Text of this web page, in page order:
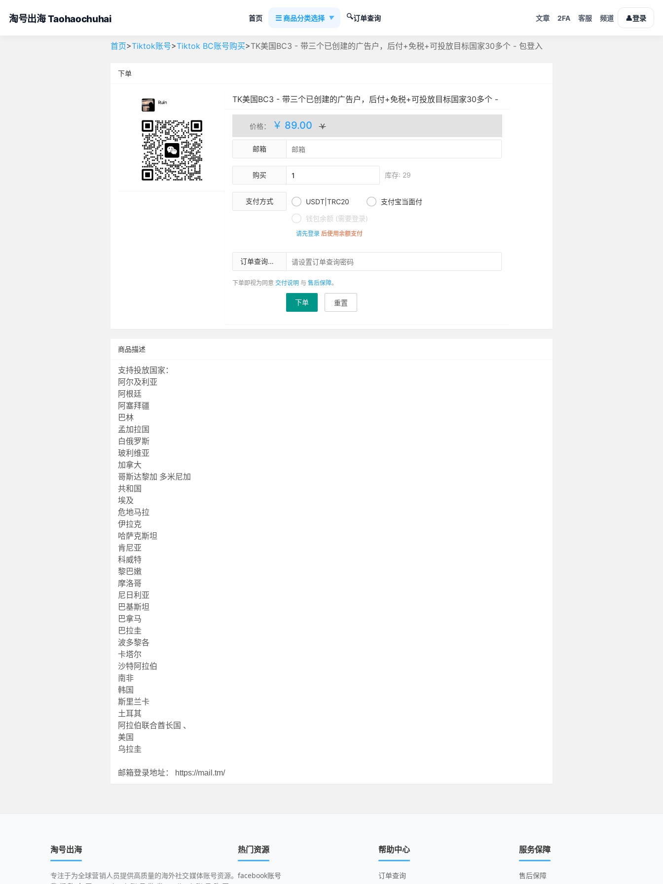
淘号出海 Taohaochuhai 首页 ☰商品分类选择 ▼ 🔍订单查询 文章 2FA 客服 频道 👤登录
首页>Tiktok账号>Tiktok BC账号购买>TK美国BC3 - 带三个已创建的广告户，后付+免税+可投放目标国家30多个 - 包登入
下单
TK美国BC3 - 带三个已创建的广告户，后付+免税+可投放目标国家30多个 -
自动发货 库存(29)
价格： ￥ 89.00 ￥
邮箱
购买 库存: 29
支付方式  USDT|TRC20  支付宝当面付
 钱包余额 (需要登录)
请先登录后使用余额支付
订单查询密码
下单即视为同意 交付说明 与 售后保障。
下单 重置
商品描述
支持投放国家：
阿尔及利亚
阿根廷
阿塞拜疆
巴林
孟加拉国
白俄罗斯
玻利维亚
加拿大
哥斯达黎加 多米尼加
共和国
埃及
危地马拉
伊拉克
哈萨克斯坦
肯尼亚
科威特
黎巴嫩
摩洛哥
尼日利亚
巴基斯坦
巴拿马
巴拉圭
波多黎各
卡塔尔
沙特阿拉伯
南非
韩国
斯里兰卡
土耳其
阿拉伯联合酋长国 、
美国
乌拉圭
邮箱登录地址： https://mail.tm/
淘号出海
专注于为全球营销人员提供高质量的海外社交媒体账号资源。
热门资源
facebook账号
帮助中心
订单查询
服务保障
售后保障